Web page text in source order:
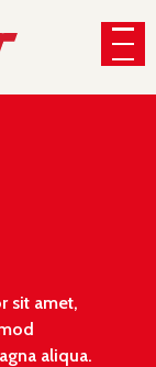
sit amet,
aliqua.